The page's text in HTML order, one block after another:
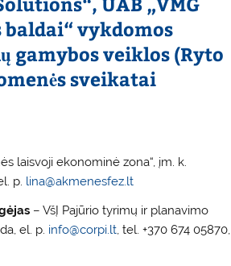
baldai“ vykdomos
gamybos veiklos (Ryto
sveikatai
laisvoji ekonominė zona“, įm. k.
p. lina@akmenesfez.lt
– VšĮ Pajūrio tyrimų ir planavimo
el. p. info@corpi.lt, tel. +370 674 05870,